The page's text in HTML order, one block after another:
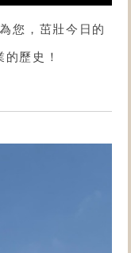
您，茁壯今日的
歷史！